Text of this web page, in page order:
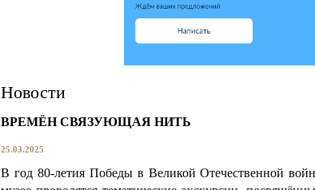
Новости
ВРЕМЁН СВЯЗУЮЩАЯ НИТЬ
25.03.2025
В год 80-летия Победы в Великой Отечественной